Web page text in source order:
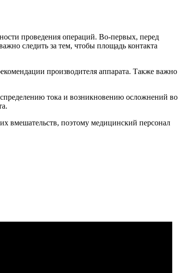
проведения операций. Во-первых, перед
следить за тем, чтобы площадь контакта
производителя аппарата. Также важно
тока и возникновению осложнений во
вмешательств, поэтому медицинский персонал